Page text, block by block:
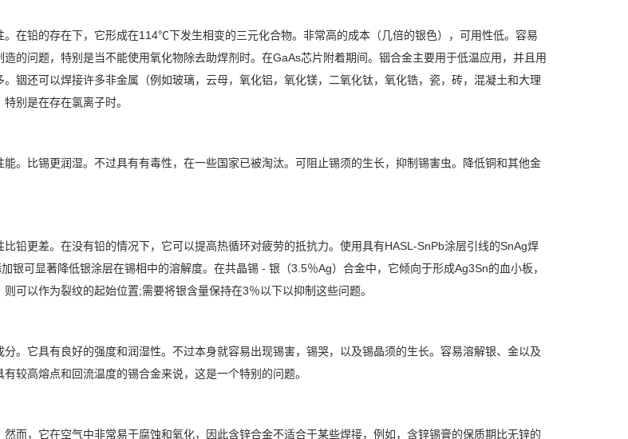
。在铅的存在下，它形成在114℃下发生相变的三元化合物。非常高的成本（几倍的银色），可用性低。容易
的问题，特别是当不能使用氧化物除去助焊剂时。在GaAs芯片附着期间。铟合金主要用于低温应用，并且用
铟还可以焊接许多非金属（例如玻璃，云母，氧化铝，氧化镁，二氧化钛，氧化锆，瓷，砖，混凝土和大理
别是在存在氯离子时。
。比锡更润湿。不过具有有毒性，在一些国家已被淘汰。可阻止锡须的生长，抑制锡害虫。降低铜和其他金
铅更差。在没有铅的情况下，它可以提高热循环对疲劳的抵抗力。使用具有HASL-SnPb涂层引线的SnAg焊
银可显著降低银涂层在锡相中的溶解度。在共晶锡 - 银（3.5％Ag）合金中，它倾向于形成Ag3Sn的血小板，
可以作为裂纹的起始位置;需要将银含量保持在3％以下以抑制这些问题。
。它具有良好的强度和润湿性。不过本身就容易出现锡害，锡哭，以及锡晶须的生长。容易溶解银、金以及
较高熔点和回流温度的锡合金来说，这是一个特别的问题。
而，它在空气中非常易于腐蚀和氧化，因此含锌合金不适合于某些焊接，例如，含锌锡膏的保质期比无锌的